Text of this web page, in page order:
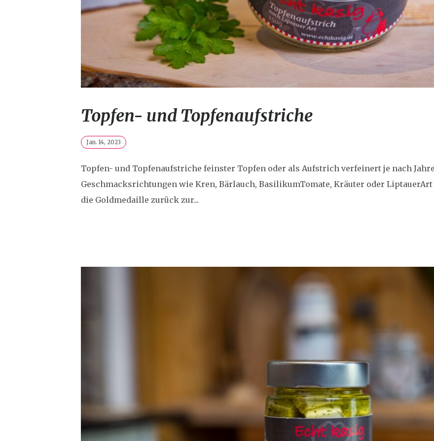
Topfen- und Topfenaufstriche
Jan. 14, 2023
Topfen- und Topfenaufstriche feinster Topfen oder als Aufstrich verfeinert je nach
Geschmacksrichtungen wie Kren, Bärlauch, BasilikumTomate, Kräuter oder
die Goldmedaille zurück zur...